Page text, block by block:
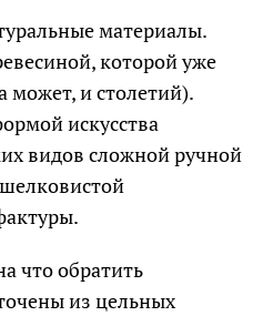
материалы.
которой уже
может, и столетий).
искусства
видов сложной ручной
что обратить
из цельных